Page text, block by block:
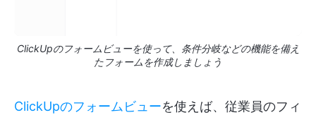
ClickUpのフォームビューを使って、条件分岐などの機能を備え
たフォームを作成しましょう
ClickUpのフォームビューを使えば、従業員のフィ